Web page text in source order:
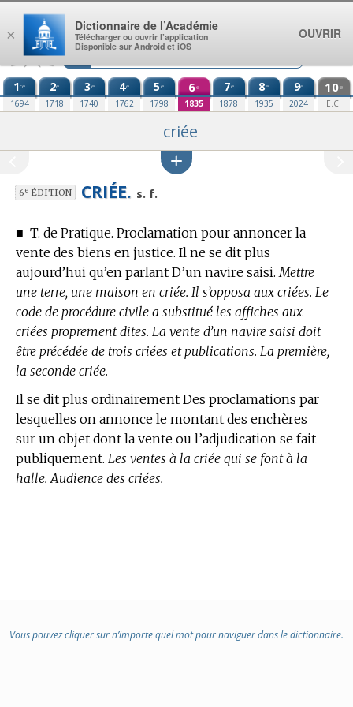
Aller au contenu
1re
1694
2e
1718
3e
1740
4e
1762
5e
1798
6e
1835
7e
1878
8e
1935
9e
2024
10e
E.C.
criée
6eÉDITION CRIÉE. s. f.
■ T. de Pratique. Proclamation pour annoncer la
vente des biens en justice. Il ne se dit plus
aujourd’hui qu’en parlant D’un navire saisi. Mettre
une terre, une maison en criée. Il s’opposa aux criées. Le
code de procédure civile a substitué les affiches aux
criées proprement dites. La vente d’un navire saisi doit
être précédée de trois criées et publications. La première,
la seconde criée.
Il se dit plus ordinairement Des proclamations par
lesquelles on annonce le montant des enchères
sur un objet dont la vente ou l’adjudication se fait
publiquement. Les ventes à la criée qui se font à la
halle. Audience des criées.
Vous pouvez cliquer sur n’importe quel mot pour naviguer dans le dictionnaire.
×
Dictionnaire de l’Académie
Télécharger ou ouvrir l’application
Disponible sur Android et iOS
OUVRIR